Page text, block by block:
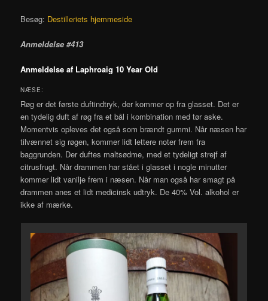
Besøg: Destilleriets hjemmeside
Anmeldelse #413
Anmeldelse af Laphroaig 10 Year Old
NÆSE:
Røg er det første duftindtryk, der kommer op fra glasset. Det er
en tydelig duft af røg fra et bål i kombination med tør aske.
Momentvis opleves det også som brændt gummi. Når næsen har
tilvænnet sig røgen, kommer lidt lettere noter frem fra
baggrunden. Der duftes maltsødme, med et tydeligt strejf af
citrusfrugt. Når drammen har stået i glasset i nogle minutter
kommer lidt vanilje frem i næsen. Når man også har smagt på
drammen anes et lidt medicinsk udtryk. De 40% Vol. alkohol er
ikke af mærke.